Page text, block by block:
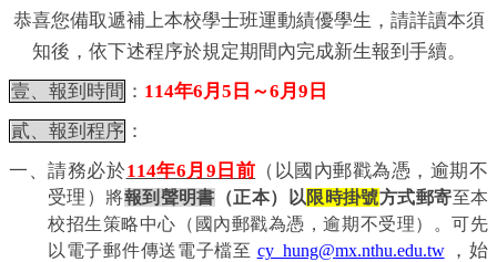
恭喜您備取遞補上本校學士班運動績優學生，請詳讀本須
知後，依下述程序於規定期間內完成新生報到手續。
壹、報到時間 ： 114年6月5日～6月9日
貳、報到程序 ：
一、請務必於114年6月9日前 （以國內郵戳為憑，逾期不
受理） 將報到聲明書 （正本） 以限時掛號方式郵寄至本
校招生策略中心（國內郵戳為憑，逾期不受理）。可先
以電子郵件傳送電子檔至 cy_hung@mx.nthu.edu.tw
，始